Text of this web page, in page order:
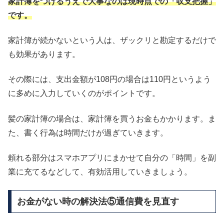
です。
家計簿が続かないという人は、ザックリと勘定するだけで
も効果があります。
その際には、支出金額が108円の場合は110円というよう
に多めに入力していくのがポイントです。
髪の家計簿の場合は、家計簿を買うお金もかかります。ま
た、書く行為は時間だけが過ぎていきます。
頼れる部分はスマホアプリにまかせて自分の「時間」を副
業に充てるなどして、有効活用していきましょう。
お金がない時の解決法⑤通信費を見直す